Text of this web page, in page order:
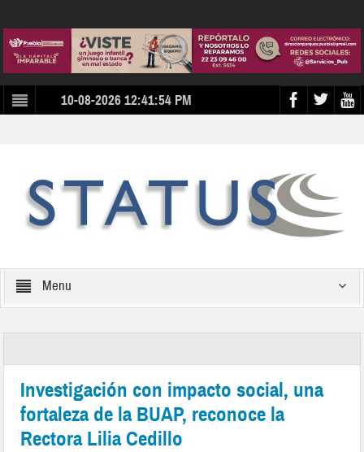
10-08-2026 12:41:54 PM
Menu
Investigación con impacto social, una
fortaleza de la BUAP, reconoce la
Rectora Lilia Cedillo